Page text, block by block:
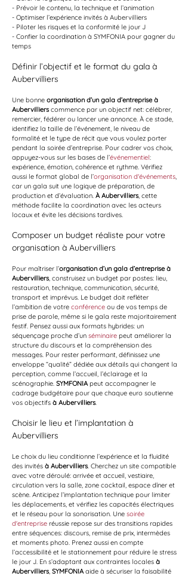
- Prévoir le contenu, la technique et l’animation
- Optimiser l’expérience invités à Aubervilliers
- Piloter les risques et la conformité le jour J
- Confier la coordination à SYMFONIA pour gagner du
temps
Définir l’objectif et le format du gala à
Aubervilliers
Une bonne organisation d’un gala d’entreprise à
Aubervilliers commence par un objectif net: célébrer,
remercier, fédérer ou lancer une annonce. À ce stade,
identifiez la taille de l’événement, le niveau de
formalité et le type de récit que vous voulez porter
pendant la soirée d’entreprise. Pour cadrer vos choix,
appuyez-vous sur les bases de l’événementiel:
expérience, émotion, cohérence et rythme. Vérifiez
aussi le format global de l’organisation d'événements,
car un gala suit une logique de préparation, de
production et d’évaluation. À Aubervilliers, cette
méthode facilite la coordination avec les acteurs
locaux et évite les décisions tardives.
Composer un budget réaliste pour votre
organisation à Aubervilliers
Pour maîtriser l’organisation d’un gala d’entreprise à
Aubervilliers, construisez un budget par postes: lieu,
restauration, technique, communication, sécurité,
transport et imprévus. Le budget doit refléter
l’ambition de votre conférence ou de vos temps de
prise de parole, même si le gala reste majoritairement
festif. Pensez aussi aux formats hybrides: un
séquençage proche d’un séminaire peut améliorer la
structure du discours et la compréhension des
messages. Pour rester performant, définissez une
enveloppe “qualité” dédiée aux détails qui changent la
perception, comme l’accueil, l’éclairage et la
scénographie. SYMFONIA peut accompagner le
cadrage budgétaire pour que chaque euro soutienne
vos objectifs à Aubervilliers.
Choisir le lieu et l’implantation à
Aubervilliers
Le choix du lieu conditionne l’expérience et la fluidité
des invités à Aubervilliers. Cherchez un site compatible
avec votre déroulé: arrivée et accueil, vestiaire,
circulation vers la salle, zone cocktail, espace dîner et
scène. Anticipez l’implantation technique pour limiter
les déplacements, et vérifiez les capacités électriques
et le réseau pour la sonorisation. Une soirée
d'entreprise réussie repose sur des transitions rapides
entre séquences: discours, remise de prix, intermèdes
et moments photo. Prenez aussi en compte
l’accessibilité et le stationnement pour réduire le stress
le jour J. En s’adaptant aux contraintes locales à
Aubervilliers, SYMFONIA aide à sécuriser la faisabilité